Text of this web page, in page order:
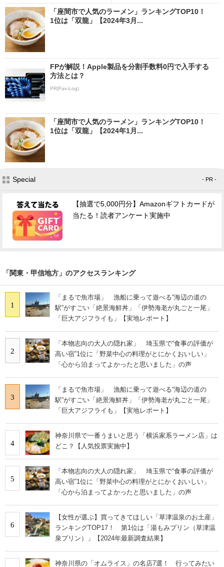
「座間市で人気のラーメン」ランキングTOP10！
1位は「双龍」【2024年3月...
FPが解説！Apple製品を分割手数料0円で入手する
方法とは？
PR(Fav-Log)
「座間市で人気のラーメン」ランキングTOP10！
1位は「双龍」【2024年1月...
Special - PR -
【抽選で5,000円分】Amazonギフトカードが
当たる！読者アンケート実施中
「関東・甲信地方」のアクセスランキング
1
「まるで魚市場」 漁船に乗って遊べる“海辺の道の
駅”がすごい「絶景海鮮丼」「伊勢海老が丸ごと一尾」
「巨大アジフライも」【実地レポート】
2
「本物志向の大人の隠れ家」 埼玉県で“食事の評価が
高い宿”1位に「野菜中心の料理がとにかくおいしい」
「心から泊まってよかったと思いました」の声
3
「まるで魚市場」 漁船に乗って遊べる“海辺の道の
駅”がすごい「絶景海鮮丼」「伊勢海老が丸ごと一尾」
「巨大アジフライも」【実地レポート】
4
神奈川県で一番うまいと思う「横浜家系ラーメン店」は
どこ？【人気投票実施中】
5
「本物志向の大人の隠れ家」 埼玉県で“食事の評価が
高い宿”1位に「野菜中心の料理がとにかくおいしい」
「心から泊まってよかったと思いました」の声
6
【女性が選ぶ】買ってきてほしい「草津温泉のお土産」
ランキングTOP17！ 第1位は「湯もみプリン（草津温
泉プリン）」【2024年最新調査結果】
神奈川県の「オムライス」の名店7選！ 行ってみたい